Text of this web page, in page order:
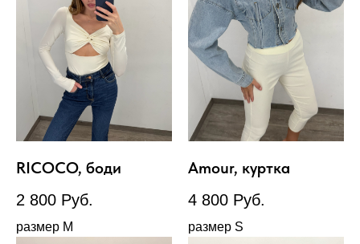
RICOCO, боди
2 800 Руб.
размер М
Amour, куртка
4 800 Руб.
размер S